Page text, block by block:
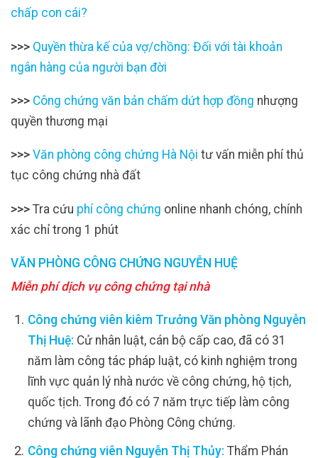
chấp con cái?
>>> Quyền thừa kế của vợ/chồng: Đối với tài khoản
ngân hàng của người bạn đời
>>> Công chứng văn bản chấm dứt hợp đồng nhượng
quyền thương mại
>>> Văn phòng công chứng Hà Nội tư vấn miễn phí thủ
tục công chứng nhà đất
>>> Tra cứu phí công chứng online nhanh chóng, chính
xác chỉ trong 1 phút
VĂN PHÒNG CÔNG CHỨNG NGUYỄN HUỆ
Miễn phí dịch vụ công chứng tại nhà
Công chứng viên kiêm Trưởng Văn phòng Nguyễn
Thị Huệ: Cử nhân luật, cán bộ cấp cao, đã có 31
năm làm công tác pháp luật, có kinh nghiệm trong
lĩnh vực quản lý nhà nước về công chứng, hộ tịch,
quốc tịch. Trong đó có 7 năm trực tiếp làm công
chứng và lãnh đạo Phòng Công chứng.
Công chứng viên Nguyễn Thị Thủy: Thẩm Phán